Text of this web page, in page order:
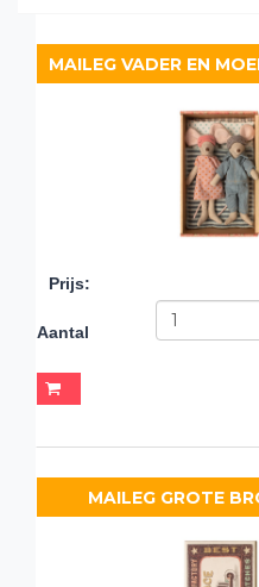
Prijs:
Aantal
MAILEG GROTE